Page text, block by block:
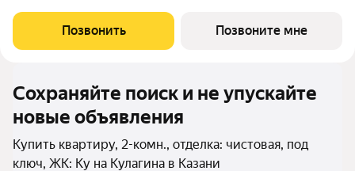
Собственный детский сад, школа, дворы-парки с сенсорными
игровыми и
Позвонить Позвоните мне
Сохраняйте поиск и не упускайте
новые объявления
Купить квартиру, 2-комн., отделка: чистовая, под
ключ, ЖК: Ку на Кулагина в Казани